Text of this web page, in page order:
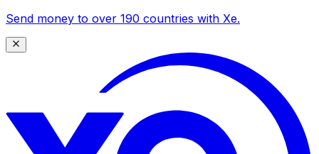
Send money to over 190 countries with Xe.